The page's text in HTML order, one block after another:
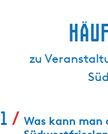
zu
Was kann man